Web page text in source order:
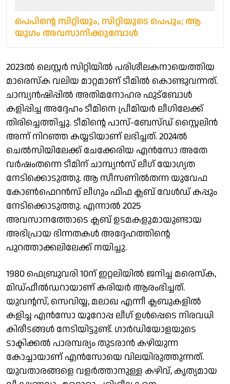
പെപിന്റെ സിറ്റിയും, സിറ്റിയുടെ പെപും; ആ
യുഗം അവസാനിക്കുമ്പോള്‍
2023ൽ ലെസ്റ്റർ സിറ്റിയിൽ പരിശീലകനായെത്തിയ
മാരെസ്ക വലിയ മാറ്റമാണ് ടീമിൽ കൊണ്ടുവന്നത്.
ചാമ്പ്യൻഷിപ്പിൽ അതിമനോഹര ഫുട്ബോൾ
കളിപ്പിച്ച അദ്ദേഹം ടീമിനെ പ്രീമിയർ ലീ​ഗിലേക്ക്
തിരിച്ചെത്തിച്ചു. ടീമിന്റെ പാസ്-ബേസ്ഡ് സ്റ്റൈലിൻ
അന്ന് നിറഞ്ഞ കയ്യടിയാണ് ലഭിച്ചത്. 2024ൽ
ചെൽസിയിലേക്ക് ചേക്കേരിയ എൻസോ അതേ
വർഷംതന്നെ ടീമിന് ചാമ്പ്യൻസ് ലീ​ഗ് യോ​ഗ്യത
നേടിക്കൊടുത്തു. ആ സീസണിൽതന്ന യുവേഫ
കോൺഫെറൻസ് ലീ​ഗും ഫിഫ ക്ലബ് വേൾഡ് കപ്പും
നേടിക്കൊടുത്തു. എന്നാൽ 2025
അവസാനത്തോടെ ക്ലബ് ഉടമകളുമായുണ്ടായ
അഭിപ്രായ ഭിന്നതകൾ അദ്ദേഹത്തിന്റെ
പുറത്താക്കലിലേക്ക് നയിച്ചു.
1980 ഫെബ്രുവരി 10ന് ഇറ്റലിയിൽ ജനിച്ച മരെസ്ക,
മിഡ്ഫീൽഡറായാണ് കരിയർ ആരംഭിച്ചത്.
യുവന്റസ്, സെവിയ്യ, മലാഖ എന്നീ ക്ലബുകളിൽ
കളിച്ച എൻസോ യൂറോപ്പ ലീഗ് ഉൾപ്പെടെ നിരവധി
കിരീടങ്ങൾ നേടിയിട്ടുണ്ട്. ഗാർഡിയോളയുടെ
ടാക്ടിക്കൽ പാരമ്പര്യം തുടരാൻ കഴിയുന്ന
കോച്ചായാണ് എൻസോയെ വിലയിരുത്തുന്നത്.
യുവതാരങ്ങളെ വളർത്താനുള്ള കഴിവ്, കൃത്യമായ